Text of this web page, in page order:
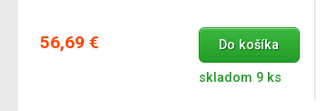
56,69 € Do košíka
skladom 9 ks